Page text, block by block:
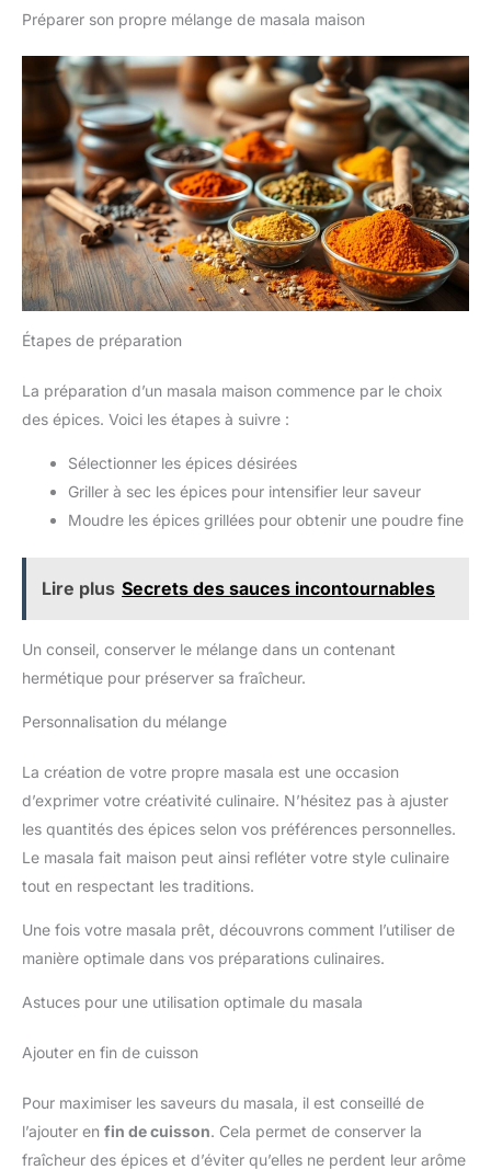
Préparer son propre mélange de masala maison
Étapes de préparation
La préparation d’un masala maison commence par le choix
des épices. Voici les étapes à suivre :
Sélectionner les épices désirées
Griller à sec les épices pour intensifier leur saveur
Moudre les épices grillées pour obtenir une poudre fine
Lire plus Secrets des sauces incontournables
Un conseil, conserver le mélange dans un contenant
hermétique pour préserver sa fraîcheur.
Personnalisation du mélange
La création de votre propre masala est une occasion
d’exprimer votre créativité culinaire. N’hésitez pas à ajuster
les quantités des épices selon vos préférences personnelles.
Le masala fait maison peut ainsi refléter votre style culinaire
tout en respectant les traditions.
Une fois votre masala prêt, découvrons comment l’utiliser de
manière optimale dans vos préparations culinaires.
Astuces pour une utilisation optimale du masala
Ajouter en fin de cuisson
Pour maximiser les saveurs du masala, il est conseillé de
l’ajouter en fin de cuisson. Cela permet de conserver la
fraîcheur des épices et d’éviter qu’elles ne perdent leur arôme